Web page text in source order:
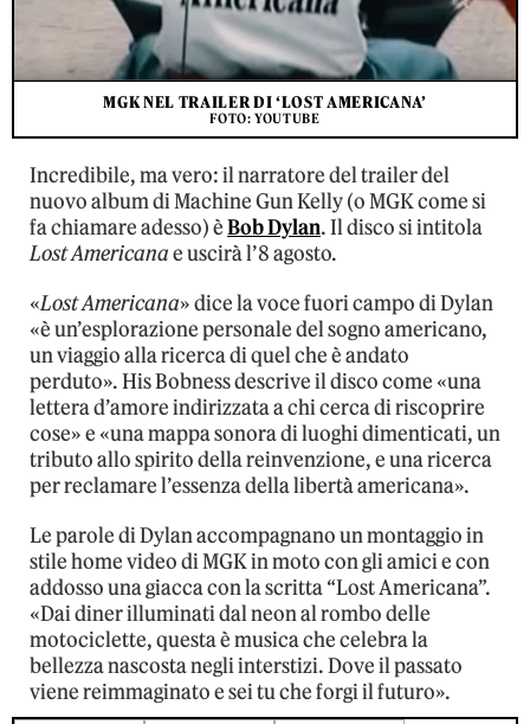
MGK NEL TRAILER DI ‘LOST AMERICANA’
FOTO: YOUTUBE
Incredibile, ma vero: il narratore del trailer del
nuovo album di Machine Gun Kelly (o MGK come si
fa chiamare adesso) èBob Dylan. Il disco si intitola
Lost Americanae uscirà l’8 agosto.
«Lost Americana» dice la voce fuori campo di Dylan
«è un’esplorazione personale del sogno americano,
un viaggio alla ricerca di quel che è andato
perduto». His Bobness descrive il disco come «una
lettera d’amore indirizzata a chi cerca di riscoprire
cose» e «una mappa sonora di luoghi dimenticati, un
tributo allo spirito della reinvenzione, e una ricerca
per reclamare l’essenza della libertà americana».
Le parole di Dylan accompagnano un montaggio in
stile home video di MGK in moto con gli amici e con
addosso una giacca con la scritta “Lost Americana”.
«Dai diner illuminati dal neon al rombo delle
motociclette, questa è musica che celebra la
bellezza nascosta negli interstizi. Dove il passato
viene reimmaginato e sei tu che forgi il futuro».